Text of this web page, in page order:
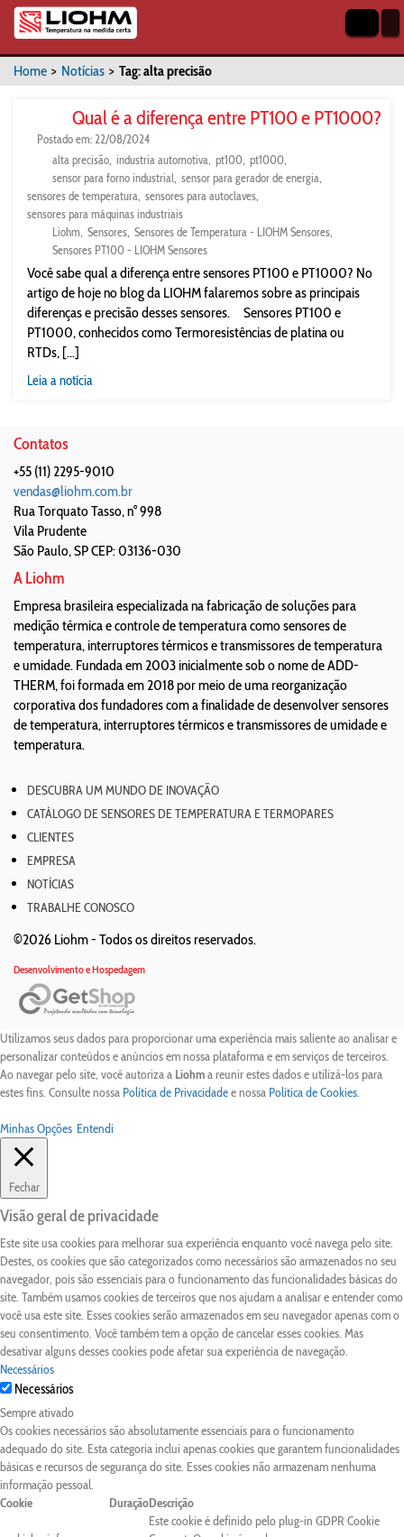
Home > Notícias > Tag: alta precisão
Qual é a diferença entre PT100 e PT1000?
Postado em: 22/08/2024
alta precisão industria automotiva pt100 pt1000
sensor para forno industrial sensor para gerador de energia
sensores de temperatura sensores para autoclaves
sensores para máquinas industriais
Liohm Sensores Sensores de Temperatura - LIOHM Sensores
Sensores PT100 - LIOHM Sensores
Você sabe qual a diferença entre sensores PT100 e PT1000? No
artigo de hoje no blog da LIOHM falaremos sobre as principais
diferenças e precisão desses sensores. Sensores PT100 e
PT1000, conhecidos como Termoresistências de platina ou
RTDs, [...]
Leia a notícia
Contatos
+55 (11) 2295-9010
vendas@liohm.com.br
Rua Torquato Tasso, n° 998
Vila Prudente
São Paulo,SPCEP: 03136-030
A Liohm
Empresa brasileira especializada na fabricação de soluções para
medição térmica e controle de temperatura como sensores de
temperatura, interruptores térmicos e transmissores de temperatura
e umidade. Fundada em 2003 inicialmente sob o nome de ADD-
THERM, foi formada em 2018 por meio de uma reorganização
corporativa dos fundadores com a finalidade de desenvolver sensores
de temperatura, interruptores térmicos e transmissores de umidade e
temperatura.
DESCUBRA UM MUNDO DE INOVAÇÃO
CATÁLOGO DE SENSORES DE TEMPERATURA E TERMOPARES
CLIENTES
EMPRESA
NOTÍCIAS
TRABALHE CONOSCO
©2026 Liohm - Todos os direitos reservados.
Desenvolvimento e Hospedagem
Utilizamos seus dados para proporcionar uma experiência mais saliente ao analisar e
personalizar conteúdos e anúncios em nossa plataforma e em serviços de terceiros.
Ao navegar pelo site, você autoriza a Liohma reunir estes dados e utilizá-los para
estes fins. Consulte nossa Política de Privacidadee nossa Política de Cookies.
Minhas Opções Entendi
Fechar
Visão geral de privacidade
Este site usa cookies para melhorar sua experiência enquanto você navega pelo site.
Destes, os cookies que são categorizados como necessários são armazenados no seu
navegador, pois são essenciais para o funcionamento das funcionalidades básicas do
site. Também usamos cookies de terceiros que nos ajudam a analisar e entender como
você usa este site. Esses cookies serão armazenados em seu navegador apenas com o
seu consentimento. Você também tem a opção de cancelar esses cookies. Mas
desativar alguns desses cookies pode afetar sua experiência de navegação.
Necessários
Necessários
Sempre ativado
Os cookies necessários são absolutamente essenciais para o funcionamento
adequado do site. Esta categoria inclui apenas cookies que garantem funcionalidades
básicas e recursos de segurança do site. Esses cookies não armazenam nenhuma
informação pessoal.
Cookie
DuraçãoDescrição
Este cookie é definido pelo plug-in GDPR Cookie